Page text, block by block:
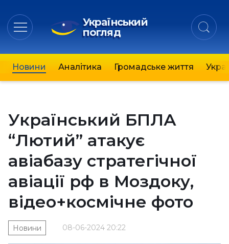
Український
погляд
Новини Аналітика Громадське життя
Український БПЛА
“Лютий” атакує
авіабазу стратегічної
авіації рф в Моздоку,
відео+космічне фото
08-06-2024 20:22
Новини